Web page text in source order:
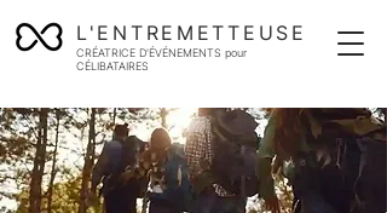
L'ENTREMETTEUSE
CRÉATRICE D'ÉVÉNEMENTS pour
CÉLIBATAIRES